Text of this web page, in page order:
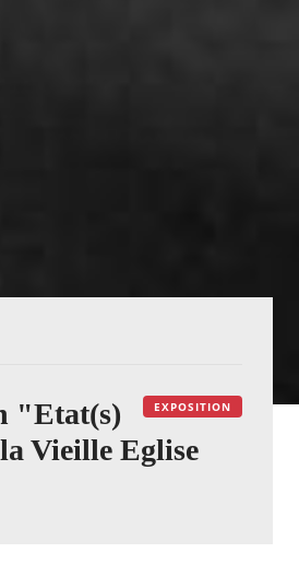
EXPOSITION
"Etat(s)
Vieille Eglise